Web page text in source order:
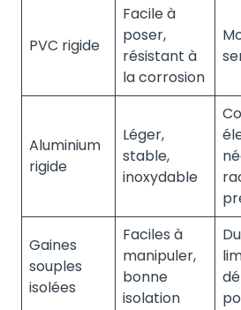
PVC rigide
Facile à
poser,
résistant à
la corrosion
Aluminium
rigide
Léger,
stable,
inoxydable
Gaines
souples
isolées
Faciles à
manipuler,
bonne
isolation